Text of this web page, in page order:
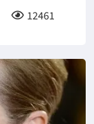
12461